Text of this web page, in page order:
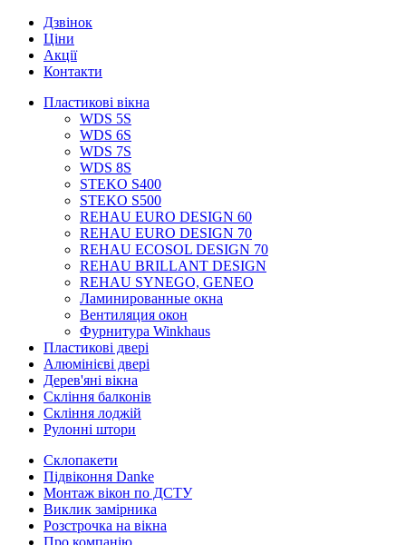
Дзвінок
Ціни
Акції
Контакти
Пластикові вікна
WDS 5S
WDS 6S
WDS 7S
WDS 8S
STEKO S400
STEKO S500
REHAU EURO DESIGN 60
REHAU EURO DESIGN 70
REHAU ECOSOL DESIGN 70
REHAU BRILLANT DESIGN
REHAU SYNEGO, GENEO
Ламинированные окна
Вентиляция окон
Фурнитура Winkhaus
Пластикові двері
Алюмінієві двері
Дерев'яні вікна
Скління балконів
Скління лоджій
Рулонні штори
Склопакети
Підвіконня Danke
Монтаж вікон по ДСТУ
Виклик замірника
Розстрочка на вікна
Про компанію